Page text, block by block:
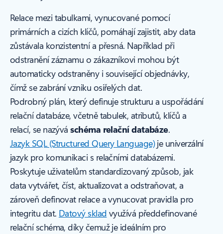
Relace mezi tabulkami, vynucované pomocí
primárních a cizích klíčů, pomáhají zajistit, aby data
zůstávala konzistentní a přesná. Například při
odstranění záznamu o zákazníkovi mohou být
automaticky odstraněny i související objednávky,
čímž se zabrání vzniku osiřelých dat.
Podrobný plán, který definuje strukturu a uspořádání
relační databáze, včetně tabulek, atributů, klíčů a
relací, se nazýváschéma relační databáze.
Jazyk SQL (Structured Query Language)je univerzální
jazyk pro komunikaci s relačními databázemi.
Poskytuje uživatelům standardizovaný způsob, jak
data vytvářet, číst, aktualizovat a odstraňovat, a
zároveň definovat relace a vynucovat pravidla pro
integritu dat. Datový sklad využívá předdefinované
relační schéma, díky čemuž je ideálním pro